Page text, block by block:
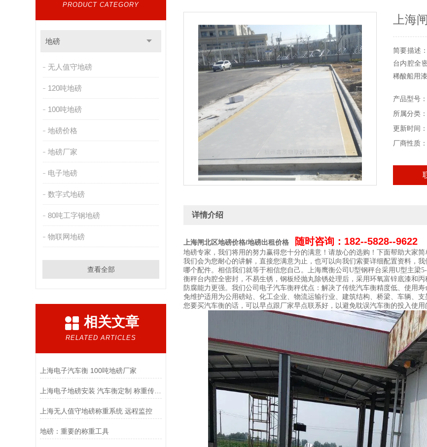
PRODUCT CATEGORY
地磅
无人值守地磅
120吨地磅
100吨地磅
地磅价格
地磅厂家
电子地磅
数字式地磅
80吨工字钢地磅
物联网地磅
查看全部
相关文章
RELATED ARTICLES
上海电子汽车衡 100吨地磅厂家
上海电子地磅安装 汽车衡定制 称重传感器
上海无人值守地磅称重系统 远程监控
地磅：重要的称重工具
上海
简要描述
台内腔全
稀酸船用
等问题，
用磅站、
口码头、
产品型号：
所属分类
更新时间
厂商性质
详情介绍
上海闸北区地磅价格/地磅出租价格 随时咨询：182--5828--9622
地磅专家，我们将用的努力赢得您十分的满意！请放心的选购！下面帮助大家
我们会为您耐心的讲解，直接您满意为止，也可以向我们索要详细配置资料，
哪个配件。相信我们就等于相信您自己 。 上海鹰衡公司 U型钢秤台采用U型主梁
衡秤台内腔全密封，不易生锈，钢板经抛丸除锈处理后，采用环氧富锌底漆和
防腐能力更强。我们公司电子汽车衡秤优点：解决了传统汽车衡精度低、使用
免维护适用为公用磅站、化工企业、物流运输行业、建筑结构、桥梁、车辆、
您要买汽车衡的话，可以早点跟厂家早点联系好，以避免耽误汽车衡的投入使用